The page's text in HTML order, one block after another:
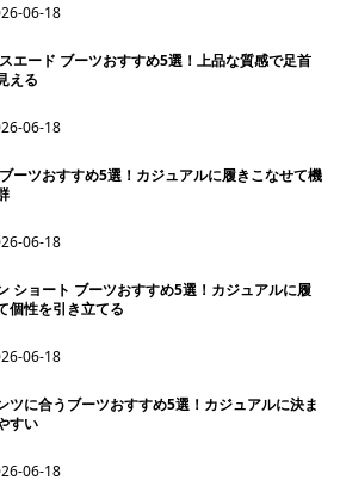
06-18
エード ブーツおすすめ5選！上品な質感で足首
える
06-18
ーツおすすめ5選！カジュアルに履きこなせて機
06-18
ショート ブーツおすすめ5選！カジュアルに履
個性を引き立てる
06-18
ツに合うブーツおすすめ5選！カジュアルに決ま
すい
06-18